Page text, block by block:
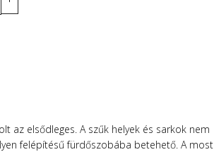
az elsődleges. A szűk helyek és sarkok nem
felépítésű fürdőszobába betehető. A most